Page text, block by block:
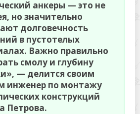
анкеры — это не
но значительно
долговечность
в пустотелых
Важно правильно
смолу и глубину
— делится своим
инженер по монтажу
конструкций
Петрова.